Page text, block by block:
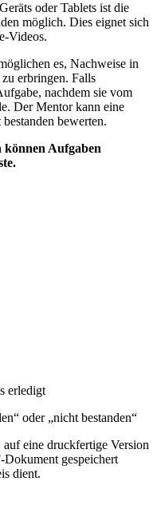
oder Tablets ist die
möglich. Dies eignet sich
Videos.
es, Nachweise in
erbringen. Falls
nachdem sie vom
Der Mentor kann eine
bewerten.
Aufgaben
erledigt
oder „nicht bestanden“
eine druckfertige Version
gespeichert
dient.